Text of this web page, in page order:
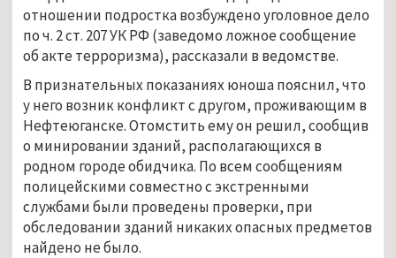
отношении подростка возбуждено уголовное дело
по ч. 2 ст. 207 УК РФ (заведомо ложное сообщение
об акте терроризма), рассказали в ведомстве.
В признательных показаниях юноша пояснил, что
у него возник конфликт с другом, проживающим в
Нефтеюганске. Отомстить ему он решил, сообщив
о минировании зданий, располагающихся в
родном городе обидчика. По всем сообщениям
полицейскими совместно с экстренными
службами были проведены проверки, при
обследовании зданий никаких опасных предметов
найдено не было.